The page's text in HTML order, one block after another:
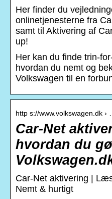
Her finder du
onlinetjenesterne fra
samt til Aktivering af
up!
Her kan du finde trin-
hvordan du nemt og
Volkswagen til en
http s://www.volkswagen.dk ›
Car-Net
hvordan du
Car-Net aktivering |
Nemt & hurtigt